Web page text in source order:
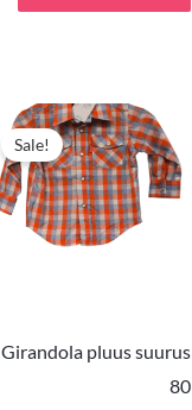
Sale!
Girandola pluus suurus
80
Algne
hind
oli:
5,90 €.